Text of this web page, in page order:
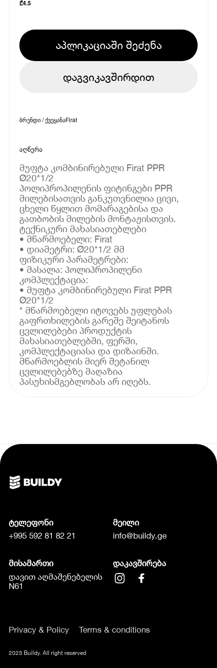
₾4.5
აპლიკაციაში შეძენა
დაგვიკავშირდით
ბრენდი / ქვეყანაFirat
აღწერა
მუფტა კომბინირებული Firat PPR
Ø20*1/2
პოლიპროპილენის ფიტინგები PPR
მილებისათვის განკუთვნილია ცივი,
ცხელი წყლით მომარაგებისა და
გათბობის მილების მონტაჟისთვის.
ტექნიკური მახასიათებლები
• მწარმოებელი: Firat
• დიამეტრი: Ø20*1/2 მმ
ფიზიკური პარამეტრები:
• მასალა: პოლიპროპილენი
კომპლექტაცია:
• მუფტა კომბინირებული Firat PPR
Ø20*1/2
* მწარმოებელი იტოვებს უფლებას
გაფრთხილების გარეშე შეიტანოს
ცვლილებები პროდუქტის
მახასიათებლებში, ფერში,
კომპლექტაციასა და დიზაინში.
მწარმოებლის მიერ შეტანილ
ცვლილებებზე მაღაზია
პასუხისმგებლობას არ იღებს.
ტელეფონი
+995 592 81 82 21
მეილი
info@buildy.ge
მისამართი
დავით აღმაშენებელის
N61
დაკავშირება
Privacy & Policy Terms & conditions
2023 Buildy. All right reserved